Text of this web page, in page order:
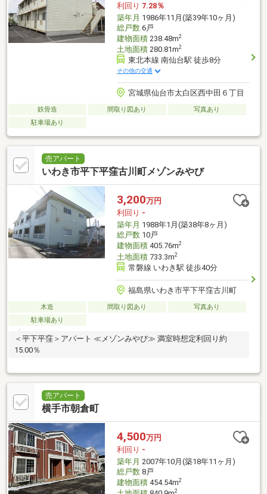
利回り 7.28％
築年月 1986年11月(築39年10ヶ月)
総戸数6戸
建物面積238.48m2
土地面積280.81m2
東北本線 南仙台駅 徒歩8分
その他の交通
宮城県仙台市太白区西中田６丁目
鉄骨造 間取り図あり
写真あり
駐車場あり
売アパート
いわき市平下平窪古川町メゾンみやび
3,200万円
利回り -
築年月 1988年1月(築38年8ヶ月)
総戸数10戸
建物面積405.76m2
土地面積733.3m2
常磐線 いわき駅 徒歩40分
福島県いわき市平下平窪古川町
木造 間取り図あり
写真あり
駐車場あり
＜平下平窪＞アパート ≪メゾンみやび≫ 満室時想定利回り約
15.00％
売アパート
横手市朝倉町
4,500万円
利回り -
築年月 2007年10月(築18年11ヶ月)
総戸数8戸
建物面積454.54m2
2